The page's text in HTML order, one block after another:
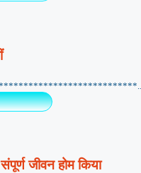
संपूर्ण जीवन होम किया